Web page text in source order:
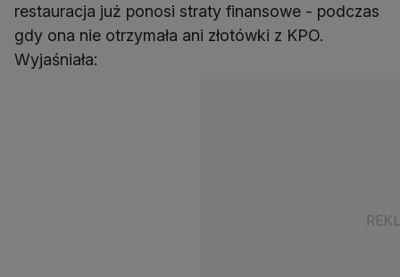
restauracja już ponosi straty finansowe - podczas
gdy ona nie otrzymała ani złotówki z KPO.
Wyjaśniała: